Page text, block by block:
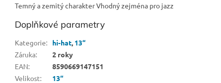
Temný a zemitý charakter Vhodný zejména pro jazz
Doplňkové parametry
Kategorie: hi-hat 13“
Záruka:
2 roky
EAN:
8590669147151
Velikost: 13“